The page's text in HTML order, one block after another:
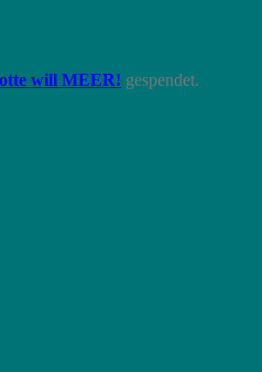
will MEER! gespendet.